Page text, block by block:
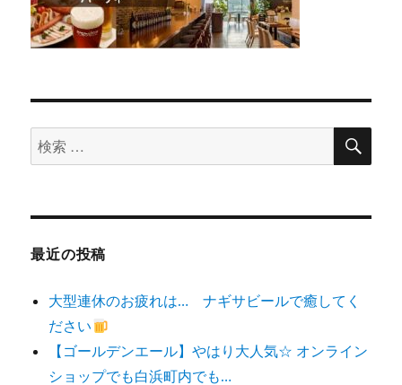
検
索
象:
検
最近の投稿
大型連休のお疲れは… ナギサビールで癒してく
ださい
【ゴールデンエール】やはり大人気☆ オンライン
ショップでも白浜町内でも…